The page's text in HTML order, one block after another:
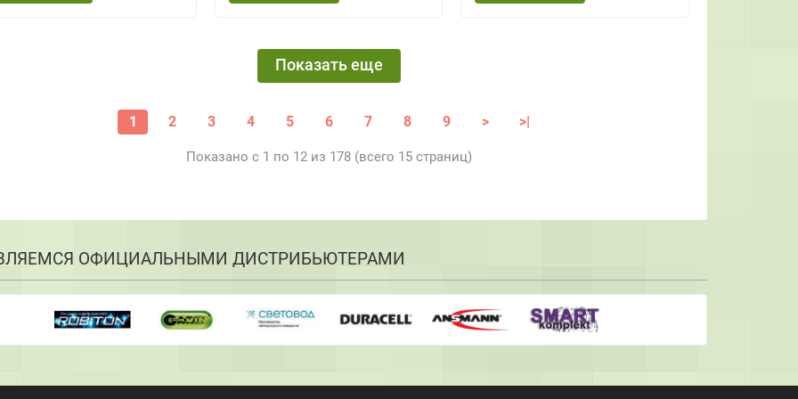
Показать еще
1 2 3 4 5 6 7 8 9 > >|
Показано с 1 по 12 из 178 (всего 15 страниц)
ОФИЦИАЛЬНЫМИ ДИСТРИБЬЮТЕРАМИ